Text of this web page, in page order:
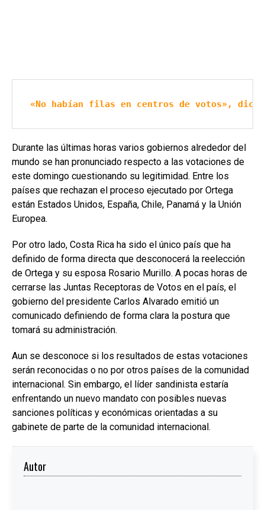
«No habían filas en centros de votos», dice
Durante las últimas horas varios gobiernos alrededor del
mundo se han pronunciado respecto a las votaciones de
este domingo cuestionando su legitimidad. Entre los
países que rechazan el proceso ejecutado por Ortega
están Estados Unidos, España, Chile, Panamá y la Unión
Europea.
Por otro lado, Costa Rica ha sido el único país que ha
definido de forma directa que desconocerá la reelección
de Ortega y su esposa Rosario Murillo. A pocas horas de
cerrarse las Juntas Receptoras de Votos en el país, el
gobierno del presidente Carlos Alvarado emitió un
comunicado definiendo de forma clara la postura que
tomará su administración.
Aun se desconoce si los resultados de estas votaciones
serán reconocidas o no por otros países de la comunidad
internacional. Sin embargo, el líder sandinista estaría
enfrentando un nuevo mandato con posibles nuevas
sanciones políticas y económicas orientadas a su
gabinete de parte de la comunidad internacional.
Autor